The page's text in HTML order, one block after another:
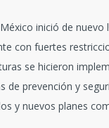
inició de nuevo
con fuertes
se hicieron
de prevención y
y nuevos planes